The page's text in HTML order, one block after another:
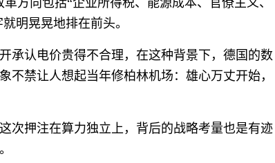
方向包括“企业所得税、能源成本、官僚主义、
明晃晃地排在前头。
承认电价贵得不合理，在这种背景下，德国的数
禁让人想起当年修柏林机场：雄心万丈开始，
次押注在算力独立上，背后的战略考量也是有迹